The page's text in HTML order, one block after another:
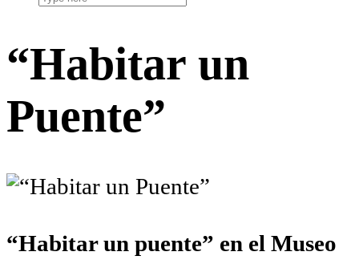
“Habitar un
Puente”
“Habitar un puente” en el Museo